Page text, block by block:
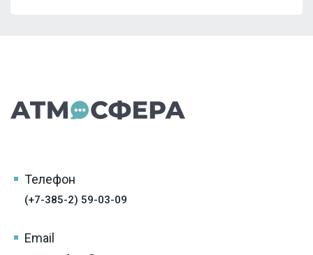
Телефон
(+7-385-2) 59-03-09
Email